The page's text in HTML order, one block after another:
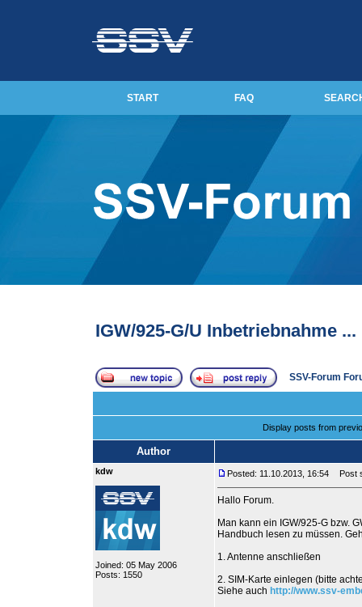
START FAQ
IGW/925-G/U Inbetriebnahme ...
SSV-Forum
Display posts from
Author
kdw
Joined: 05 May 2006
Posts: 1550
Posted: 11.10.2013, 16:54 Post
Hallo Forum.
Man kann ein IGW/925-G bzw.
Handbuch lesen zu müssen.
1. Antenne anschließen
2. SIM-Karte einlegen (bitte
Siehe auch http://www.ssv-